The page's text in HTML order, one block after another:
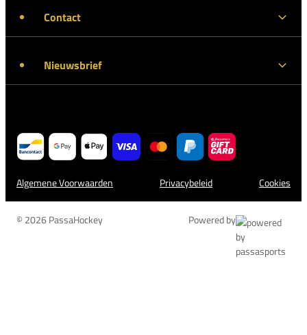
Contact
Nieuwsbrief
Algemene Voorwaarden Privacybeleid Cookies
© 2026 PassaHockey Powered by